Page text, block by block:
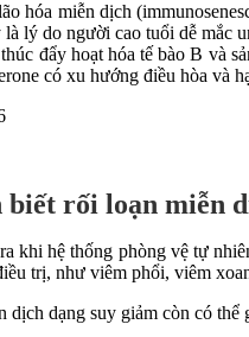
hóa miễn dịch
lý do người cao tuổi dễ mắc
đẩy hoạt hóa tế bào B và
có xu hướng điều hòa và
biết rối loạn miễn
khi hệ thống phòng vệ tự
trị, như viêm phổi, viêm
dạng suy giảm còn có